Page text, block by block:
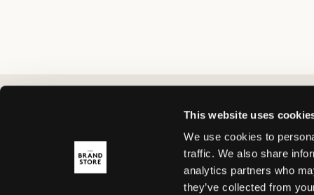
This website uses
We use cookies to
traffic. We also share
analytics partners who
they’ve collected from